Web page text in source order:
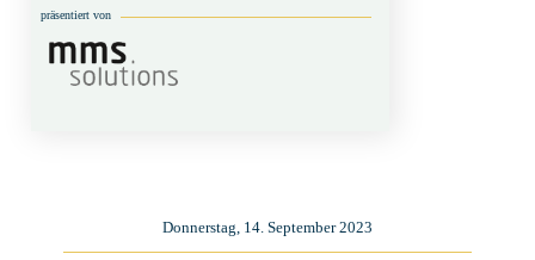
präsentiert von
Donnerstag, 14. September 2023